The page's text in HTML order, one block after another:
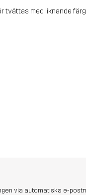
tvättas med liknande
via automatiska e-